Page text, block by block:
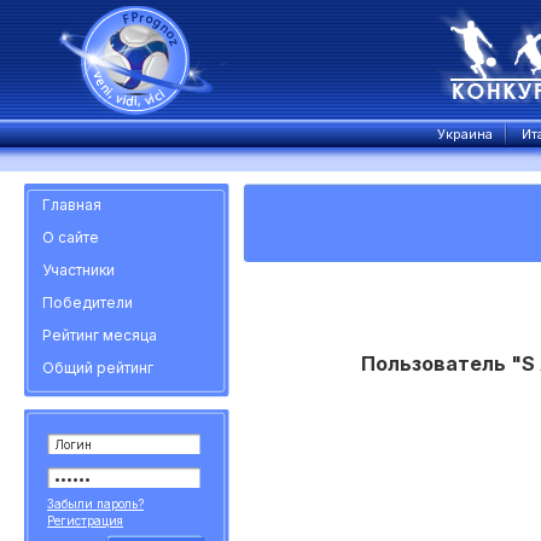
Украина
Главная
О сайте
Участники
Победители
Рейтинг месяца
Общий рейтинг
Забыли пароль?
Регистрация
Пользователь